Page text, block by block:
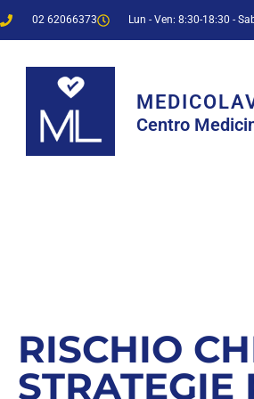
02 62066373 Lun - Ven: 8:30-18:30 -
Centro
RISCHIO
STRATEGIE